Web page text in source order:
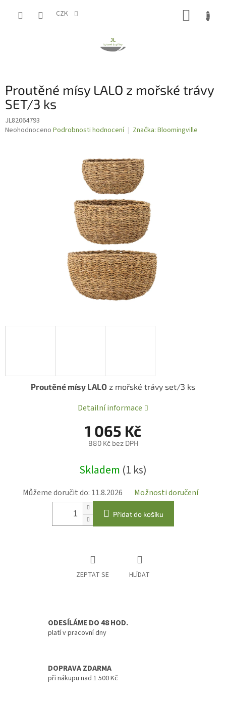
CZK
Proutěné mísy LALO z mořské trávy
SET/3 ks
JL82064793
Průměrné
Neohodnoceno Podrobnosti hodnocení Značka: Bloomingville
1 065 Kč
880 Kč bez DPH
cena:
Skladem (1 ks)
Můžeme doručit do: 11.8.2026 Možnosti doručení
Přidat do košíku
Proutěné mísy LALO z mořské trávy set/3 ks
Detailní informace
ZEPTAT SE HLÍDAT
ODESÍLÁME DO 48 HOD.
platí v pracovní dny
DOPRAVA ZDARMA
při nákupu nad 1 500 Kč